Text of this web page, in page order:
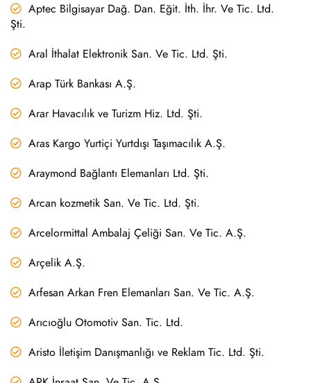
Aptec Bilgisayar Dağ. Dan. Eğit. İth. İhr. Ve Tic. Ltd.
Şti.
Aral İthalat Elektronik San. Ve Tic. Ltd. Şti.
Arap Türk Bankası A.Ş.
Arar Havacılık ve Turizm Hiz. Ltd. Şti.
Aras Kargo Yurtiçi Yurtdışı Taşımacılık A.Ş.
Araymond Bağlantı Elemanları Ltd. Şti.
Arcan kozmetik San. Ve Tic. Ltd. Şti.
Arcelormittal Ambalaj Çeliği San. Ve Tic. A.Ş.
Arçelik A.Ş.
Arfesan Arkan Fren Elemanları San. Ve Tic. A.Ş.
Arıcıoğlu Otomotiv San. Tic. Ltd.
Aristo İletişim Danışmanlığı ve Reklam Tic. Ltd. Şti.